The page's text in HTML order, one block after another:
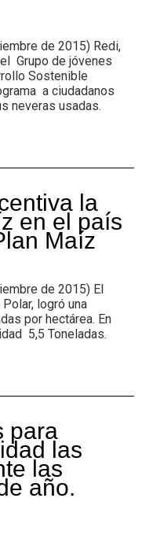
de 2015) Redi,
Grupo de jóvenes
Sostenible
a ciudadanos
neveras usadas.
la
en el país
Maíz
de 2015) El
logró una
por hectárea. En
5,5 Toneladas.
para
las
las
año.